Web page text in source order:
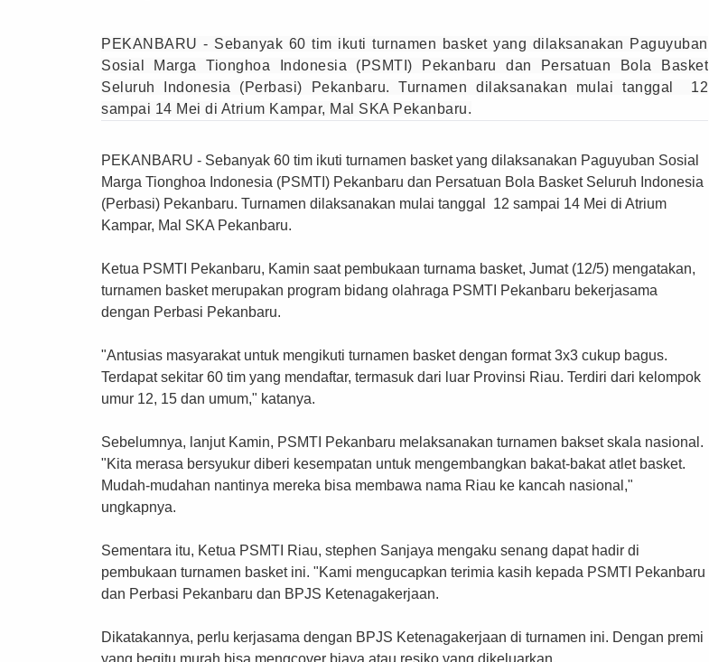
PEKANBARU - Sebanyak 60 tim ikuti turnamen basket yang dilaksanakan Paguyuban
Sosial Marga Tionghoa Indonesia (PSMTI) Pekanbaru dan Persatuan Bola Basket
Seluruh Indonesia (Perbasi) Pekanbaru. Turnamen dilaksanakan mulai tanggal 12
sampai 14 Mei di Atrium Kampar, Mal SKA Pekanbaru.
PEKANBARU - Sebanyak 60 tim ikuti turnamen basket yang dilaksanakan Paguyuban Sosial
Marga Tionghoa Indonesia (PSMTI) Pekanbaru dan Persatuan Bola Basket Seluruh Indonesia
(Perbasi) Pekanbaru. Turnamen dilaksanakan mulai tanggal 12 sampai 14 Mei di Atrium
Kampar, Mal SKA Pekanbaru.
Ketua PSMTI Pekanbaru, Kamin saat pembukaan turnama basket, Jumat (12/5) mengatakan,
turnamen basket merupakan program bidang olahraga PSMTI Pekanbaru bekerjasama
dengan Perbasi Pekanbaru.
"Antusias masyarakat untuk mengikuti turnamen basket dengan format 3x3 cukup bagus.
Terdapat sekitar 60 tim yang mendaftar, termasuk dari luar Provinsi Riau. Terdiri dari kelompok
umur 12, 15 dan umum," katanya.
Sebelumnya, lanjut Kamin, PSMTI Pekanbaru melaksanakan turnamen bakset skala nasional.
"Kita merasa bersyukur diberi kesempatan untuk mengembangkan bakat-bakat atlet basket.
Mudah-mudahan nantinya mereka bisa membawa nama Riau ke kancah nasional,"
ungkapnya.
Sementara itu, Ketua PSMTI Riau, stephen Sanjaya mengaku senang dapat hadir di
pembukaan turnamen basket ini. "Kami mengucapkan terimia kasih kepada PSMTI Pekanbaru
dan Perbasi Pekanbaru dan BPJS Ketenagakerjaan.
Dikatakannya, perlu kerjasama dengan BPJS Ketenagakerjaan di turnamen ini. Dengan premi
yang begitu murah bisa mengcover biaya atau resiko yang dikeluarkan.